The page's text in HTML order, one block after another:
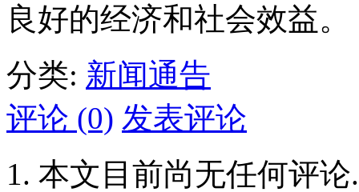
良好的经济和社会效益。
分类: 新闻通告
评论 (0) 发表评论
本文目前尚无任何评论.